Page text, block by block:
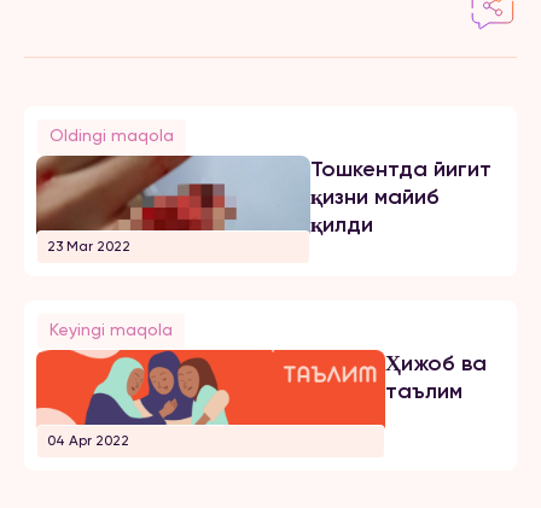
Oldingi maqola
23 Mar 2022
Тошкентда йигит
қизни майиб
қилди
Keyingi maqola
04 Apr 2022
Ҳижоб ва
таълим